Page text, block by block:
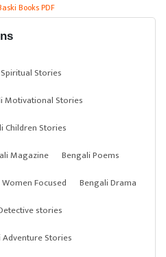
Books PDF
Stories
Motivational Stories
Children Stories
Magazine
Bengali Poems
Focused
Bengali Drama
stories
Stories